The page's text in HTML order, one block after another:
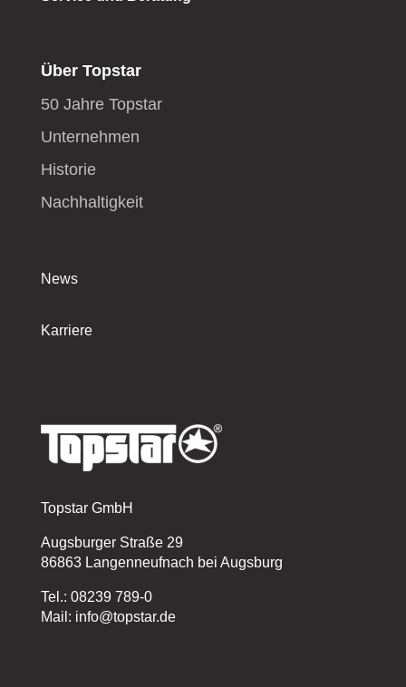
Über Topstar
50 Jahre Topstar
Unternehmen
Historie
Nachhaltigkeit
News
Karriere
Topstar GmbH
Augsburger Straße 29
86863 Langenneufnach bei Augsburg
Tel.: 08239 789-0
Mail: info@topstar.de